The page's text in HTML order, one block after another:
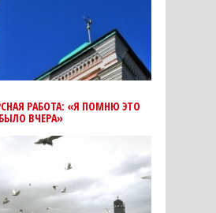
РАБОТА: «Я ПОМНЮ ЭТО
ВЧЕРА»